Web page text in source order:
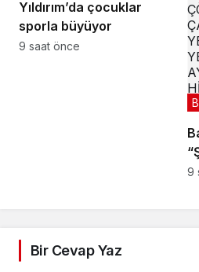
Yıldırım’da çocuklar
sporla büyüyor
9 saat önce
9
Bir Cevap Yaz